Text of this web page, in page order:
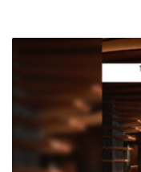
restaurant